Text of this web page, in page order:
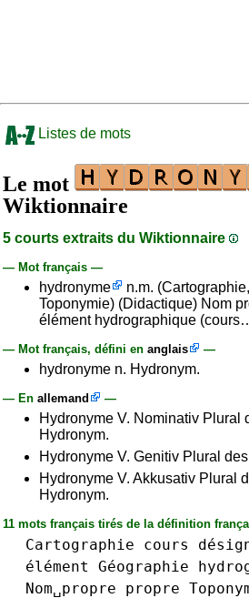
Listes de mots
Le mot
Wiktionnaire
5 courts extraits du Wiktionnaire
— Mot français —
hydronyme
n.m.
Toponymie) (Didactique) Nom
élément hydrographique
— Mot français, défini en anglais —
hydronyme n. Hydronym.
— En allemand —
Hydronyme V. Nominativ Plural
Hydronym.
Hydronyme V. Genitiv Plural
Hydronyme V. Akkusativ Plural
Hydronym.
11 mots français tirés de la définition
Cartographie cours
élément
Géographie
Nom␣propre
propre